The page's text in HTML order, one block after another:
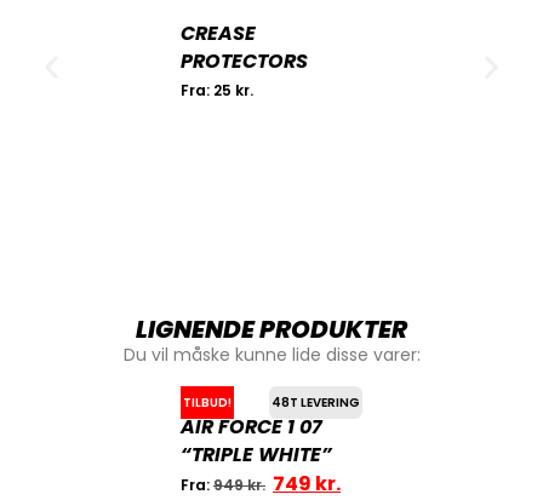
CREASE
PROTECTORS
Fra: 25 kr.
LIGNENDE PRODUKTER
Du vil måske kunne lide disse varer:
TILBUD! 48T LEVERING
AIR FORCE 1 07
“TRIPLE WHITE”
Fra:949kr. 749 kr.